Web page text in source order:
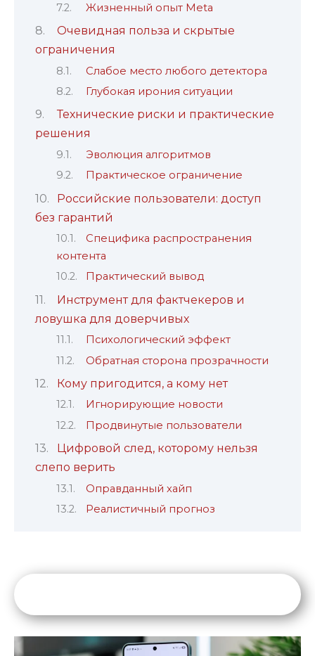
Жизненный опыт Meta
Очевидная польза и скрытые
ограничения
Слабое место любого детектора
Глубокая ирония ситуации
Технические риски и практические
решения
Эволюция алгоритмов
Практическое ограничение
Российские пользователи: доступ
без гарантий
Специфика распространения
контента
Практический вывод
Инструмент для фактчекеров и
ловушка для доверчивых
Психологический эффект
Обратная сторона прозрачности
Кому пригодится, а кому нет
Игнорирующие новости
Продвинутые пользователи
Цифровой след, которому нельзя
слепо верить
Оправданный хайп
Реалистичный прогноз